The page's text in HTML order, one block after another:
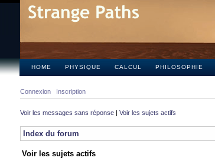
HOME PHYSIQUE CALCUL PHILOSOPHIE
Connexion Inscription
Voir les messages sans réponse | Voir les sujets actifs
Index du forum
Voir les sujets actifs